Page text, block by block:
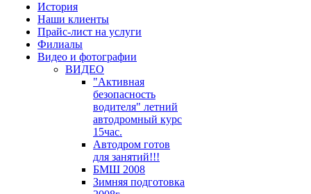
История
Наши клиенты
Прайс-лист на услуги
Филиалы
Видео и фотографии
ВИДЕО
"Активная
безопасность
водителя" летний
автодромный курс
15час.
Автодром готов
для занятий!!!
БМШ 2008
Зимняя подготовка